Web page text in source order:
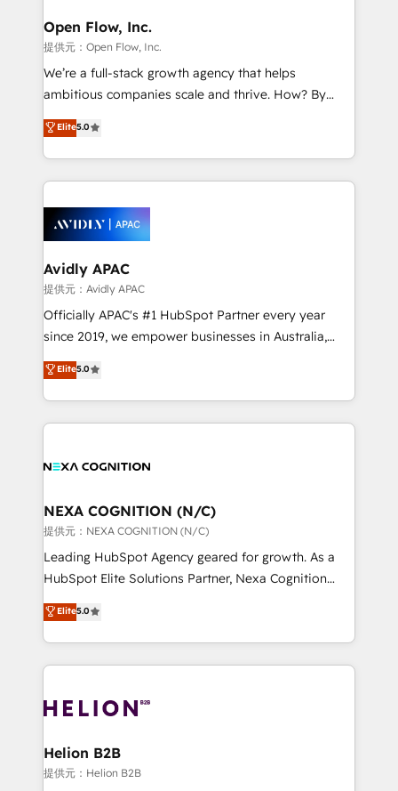
and Stockholm Elixir is a first mover and leader
when it comes to HubSpot sales and service
implementations, highly renowned for our business
acumen, process (re-)design experience and a
integrate HubSpot with complex solutions like SAP,
MicroSoft, custom solutions,... Our company also has
execution, CPQ, customer portals and HubSpot CMS
Open Flow, Inc.
提供元：Open Flow, Inc.
We’re a full-stack growth agency that helps
ambitious companies scale and thrive. How? By
upgrading and streamlining every single revenue-
generating aspect of your business. We’re proud
HubSpot Elite Solutions Partners and devout CRM
nerds who can harness HubSpot’s custom digital
experience. Working hand-in-hand with your team,
we’ll assemble a RevOps machine that drives more
traffic, generates better leads and crushes your
revenue goals. We've worked with thousands of
HubSpot customers and we'd love to work with you
too! Clients come to us for: Advanced CRM solutions
HubSpot Data System Migrations between systems
to HubSpot New lead generation strategies Time-
Elite5.0
Avidly APAC
提供元：Avidly APAC
Officially APAC's #1 HubSpot Partner every year
since 2019, we empower businesses in Australia,
New Zealand, and globally to realise their full
potential through enterprise HubSpot CRM
implementation. And we deliver best practice across
the whole HubSpot platform, covering marketing,
all businesses, from start-up to Enterprise, and have
the world. Our human approach to digital
transformation is designed for businesses who want
to grow. And we're passionate about APAC
businesses leading the world in technology, agility
record migrating businesses from CRM & Marketing
Platforms such as Salesforce, Dynamics, Pipedrive,
with attract and retain customers, manage their
business people and processes, and how they
Elite5.0
NEXA COGNITION (N/C)
提供元：NEXA COGNITION (N/C)
Leading HubSpot Agency geared for growth. As a
HubSpot Elite Solutions Partner, Nexa Cognition
ranks in the top 1% of global HubSpot Partners and
has been one of the longest-standing partners since
2012. We empower businesses to harness the full
potential of HubSpot by combining strategic
bespoke HubSpot solutions tailored to drive
Choose Nexa Cognition? 🚀 HubSpot Expertise: Our
certified team specialises in CRM implementation,
Elite5.0
Helion B2B
提供元：Helion B2B